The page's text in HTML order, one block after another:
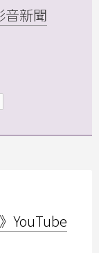
音新聞
YouTube